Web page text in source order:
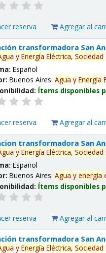
reserva Agregar al
transformadora San
y Energía Eléctrica, Sociedad
Español
Buenos Aires:Agua y Energía
Ítems disponibles
reserva Agregar al
transformadora San
y Energía Eléctrica, Sociedad
Español
Buenos Aires:Agua y energía
Ítems disponibles
reserva Agregar al
transformadora San
y Energía Eléctrica, Sociedad